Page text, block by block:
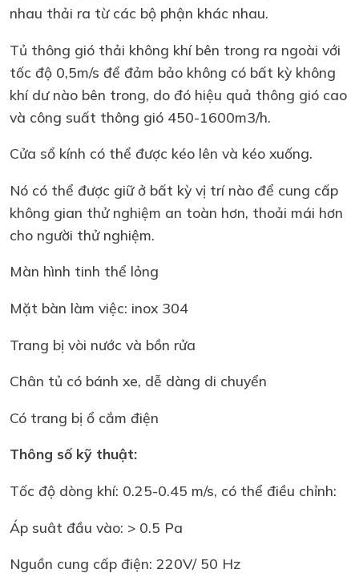
nhau thải ra từ các bộ phận khác nhau.
Tủ thông gió thải không khí bên trong ra ngoài với
tốc độ 0,5m/s để đảm bảo không có bất kỳ không
khí dư nào bên trong, do đó hiệu quả thông gió cao
và công suất thông gió 450-1600m3/h.
Cửa sổ kính có thể được kéo lên và kéo xuống.
Nó có thể được giữ ở bất kỳ vị trí nào để cung cấp
không gian thử nghiệm an toàn hơn, thoải mái hơn
cho người thử nghiệm.
Màn hình tinh thể lỏng
Mặt bàn làm việc: inox 304
Trang bị vòi nước và bồn rửa
Chân tủ có bánh xe, dễ dàng di chuyển
Có trang bị ổ cắm điện
Thông số kỹ thuật:
Tốc độ dòng khí: 0.25-0.45 m/s, có thể điều chỉnh:
Áp suât đầu vào: > 0.5 Pa
Nguồn cung cấp điện: 220V/ 50 Hz